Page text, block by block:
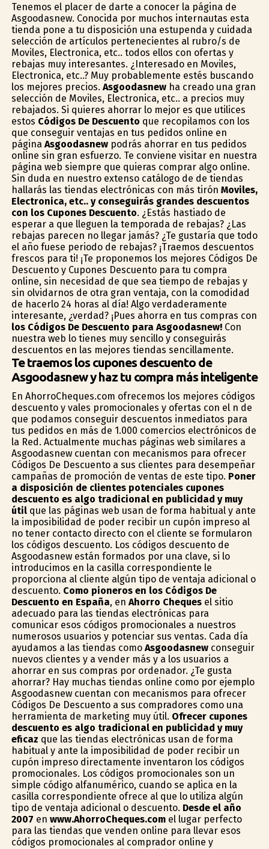
Tenemos el placer de darte a conocer la página de
Asgoodasnew. Conocida por muchos internautas esta
tienda pone a tu disposición una estupenda y cuidada
selección de artículos pertenecientes al rubro/s de
Moviles, Electronica, etc.. todos ellos con ofertas y
rebajas muy interesantes. ¿Interesado en Moviles,
Electronica, etc..? Muy probablemente estés buscando
los mejores precios. Asgoodasnewha creado una gran
selección de Moviles, Electronica, etc.. a precios muy
rebajados. Si quieres ahorrar lo mejor es que utilices
estos Códigos De Descuento que recopilamos con los
que conseguir ventajas en tus pedidos online en
página Asgoodasnewpodrás ahorrar en tus pedidos
online sin gran esfuerzo. Te conviene visitar en nuestra
página web siempre que quieras comprar algo online.
Sin duda en nuestro extenso catálogo de de tiendas
hallarás las tiendas electrónicas con más tirón Moviles,
Electronica, etc.. y conseguirás grandes descuentos
con los Cupones Descuento. ¿Estás hastiado de
esperar a que lleguen la temporada de rebajas? ¿Las
rebajas parecen no llegar jamás? ¿Te gustaría que todo
el año fuese periodo de rebajas? ¡Traemos descuentos
frescos para ti! ¡Te proponemos los mejores Códigos De
Descuento y Cupones Descuento para tu compra
online, sin necesidad de que sea tiempo de rebajas y
sin olvidarnos de otra gran ventaja, con la comodidad
de hacerlo 24 horas al día! Algo verdaderamente
interesante, ¿verdad? ¡Pues ahorra en tus compras con
los Códigos De Descuento para Asgoodasnew!Con
nuestra web lo tienes muy sencillo y conseguirás
descuentos en las mejores tiendas sencillamente.
Te traemos los cupones descuento de
Asgoodasnew y haz tu compra más inteligente
En AhorroCheques.com ofrecemos los mejores códigos
descuento y vales promocionales y ofertas con el fin de
que podamos conseguir descuentos inmediatos para
tus pedidos en más de 1.000 comercios electrónicos de
la Red. Actualmente muchas páginas web similares a
Asgoodasnew cuentan con mecanismos para ofrecer
Códigos De Descuento a sus clientes para desempeñar
campañas de promoción de ventas de este tipo. Poner
a disposición de clientes potenciales cupones
descuento es algo tradicional en publicidad y muy
útilque las páginas web usan de forma habitual y ante
la imposibilidad de poder recibir un cupón impreso al
no tener contacto directo con el cliente se formularon
los códigos descuento. Los códigos descuento de
Asgoodasnew están formados por una clave, si lo
introducimos en la casilla correspondiente le
proporciona al cliente algún tipo de ventaja adicional o
descuento. Como pioneros en los Códigos De
Descuento en España, en Ahorro Chequesel sitio
adecuado para las tiendas electrónicas para
comunicar esos códigos promocionales a nuestros
numerosos usuarios y potenciar sus ventas. Cada día
ayudamos a las tiendas como Asgoodasnewconseguir
nuevos clientes y a vender más y a los usuarios a
ahorrar en sus compras por ordenador. ¿Te gusta
ahorrar? Hay muchas tiendas online como por ejemplo
Asgoodasnew cuentan con mecanismos para ofrecer
Códigos De Descuento a sus compradores como una
herramienta de marketing muy útil. Ofrecer cupones
descuento es algo tradicional en publicidad y muy
eficaz que las tiendas electrónicas usan de forma
habitual y ante la imposibilidad de poder recibir un
cupón impreso directamente inventaron los códigos
promocionales. Los códigos promocionales son un
simple código alfanumérico, cuando se aplica en la
casilla correspondiente ofrece al que lo utiliza algún
tipo de ventaja adicional o descuento. Desde el año
2007 en www.AhorroCheques.comel lugar perfecto
para las tiendas que venden online para llevar esos
códigos promocionales al comprador online y